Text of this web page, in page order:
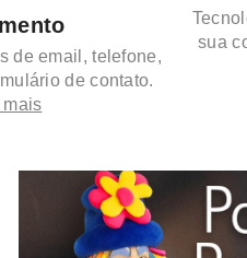
de email, telefone,
de contato.
sua